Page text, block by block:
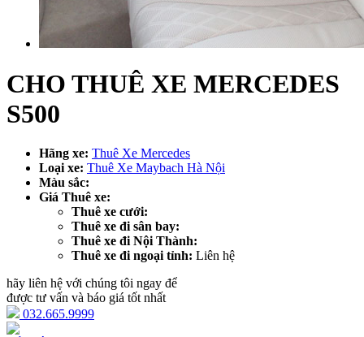
CHO THUÊ XE MERCEDES
S500
Hãng xe: Thuê Xe Mercedes
Loại xe: Thuê Xe Maybach Hà Nội
Màu sắc:
Giá Thuê xe:
Thuê xe cưới:
Thuê xe đi sân bay:
Thuê xe đi Nội Thành:
Thuê xe đi ngoại tỉnh: Liên hệ
hãy liên hệ với chúng tôi ngay để
được tư vấn và báo giá tốt nhất
032.665.9999